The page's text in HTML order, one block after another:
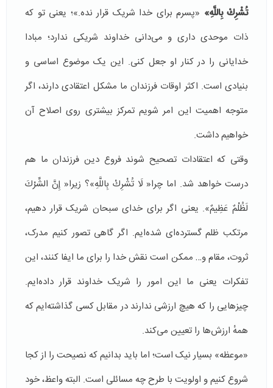
تُشْرِكْ بِاللَّهِ» «پسرم برای خدا شریک قرار نده.»؛ یعنی تو که
ذات موحدی داری و می‌دانی خداوند شریکی ندارد؛ مبادا
خدایانی را در کنار او جعل کنی. این یک موضوع اساسی و
بنیادی است. اکثر اوقات فرزندان ما مشکل اعتقادی دارند، اگر
متوجه اهمیت این امر شویم تمرکز بیشتری روی اصلاح آن
خواهیم داشت.
وقتی که اعتقادات تصحیح شوند فروع دین فرزندان ما هم
درست خواهد شد‌. اما چرا« لَا تُشْرِكْ بِاللَّهِ»؟ زیرا« إِنَّ الشِّرْكَ
لَظُلْمٌ عَظِيمٌ». یعنی اگر برای خدای سبحان شریک قرار دهیم،
مرتکب ظلم گسترده‌ای شده‌‌ایم. اگر گاهی تصور کنیم مدرک،
ثروت، مقام و… ممکن است نقش خدا را برای ما ایفا کنند، این
تفکرات یعنی ما این امور را شریک خداوند قرار داده‌ایم.
چیزهایی را که هیچ ارزشی ندارند در مقابل کسی گذاشته‌ایم که
همهٔ ارزش‌ها را تعیین می‌کند.
«موعظه» بسیار نیک است؛ اما باید بدانیم که نصیحت را از کجا
شروع کنیم و اولویت با طرح چه مسائلی است. البته واعظ، خود